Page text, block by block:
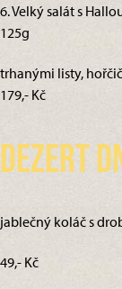
6. Velký salát s
125g
trhanými listy,
179,- Kč
Dezert
jablečný koláč s
49,- Kč